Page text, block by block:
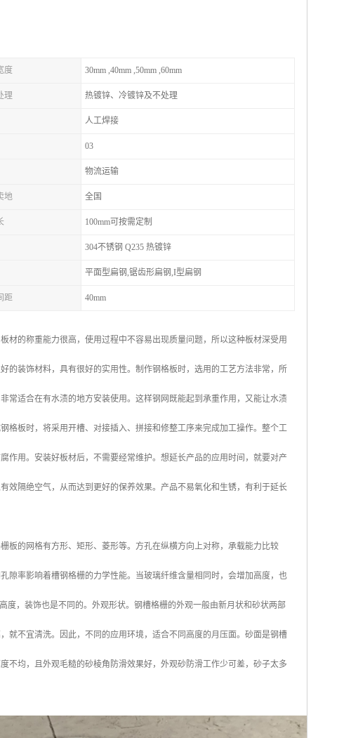
度 30mm ,40mm ,50mm ,60mm
理 热镀锌、冷镀锌及不处理
人工焊接
03
物流运输
地 全国
100mm可按需定制
304不锈钢 Q235 热镀锌
平面型扁钢,锯齿形扁钢,I型扁钢
距 40mm
材的称重能力很高，使用过程中不容易出现质量问题，所以这种板材深受用
的装饰材料，具有很好的实用性。制作钢格板时，选用的工艺方法非常，所
常适合在有水渍的地方安装使用。这样钢网既能起到承重作用，又能让水渍
格板时，将采用开槽、对接插入、拼接和修整工序来完成加工操作。整个工
作用。安装好板材后，不需要经常维护。想延长产品的应用时间，就要对产
效隔绝空气，从而达到更好的保养效果。产品不易氧化和生锈，有利于延长
板的网格有方形、矩形、菱形等。方孔在纵横方向上对称，承载能力比较
隙率影响着槽钢格栅的力学性能。当玻璃纤维含量相同时，会增加高度，也
度，装饰也是不同的。外观形状。钢槽格栅的外观一般由新月状和砂状两部
就不宜清洗。因此，不同的应用环境，适合不同高度的月压面。砂面是钢槽
不均，且外观毛糙的砂棱角防滑效果好，外观砂防滑工作少可差，砂子太多